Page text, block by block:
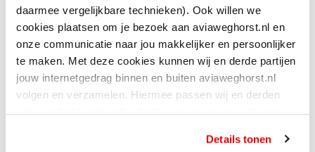
daarmee vergelijkbare technieken). Ook willen we
cookies plaatsen om je bezoek aan aviaweghorst.nl en
onze communicatie naar jou makkelijker en persoonlijker
te maken. Met deze cookies kunnen wij en derde partijen
jouw internetgedrag binnen en buiten aviaweghorst.nl
volgen en verzamelen. Hiermee passen wij en derden
onze website, app, advertenties en communicatie aan
ga je hiermee akkoord. Je kunt je cookievoorkeuren altijd
Details tonen
Voordelen voor de werknemer
Eenvoudig toegang via een persoonlijke laadpas.
Inzicht in laadsessies en stroomverbruik.
Laadkosten kun je automatisch verrekenen met jouw werkgever.